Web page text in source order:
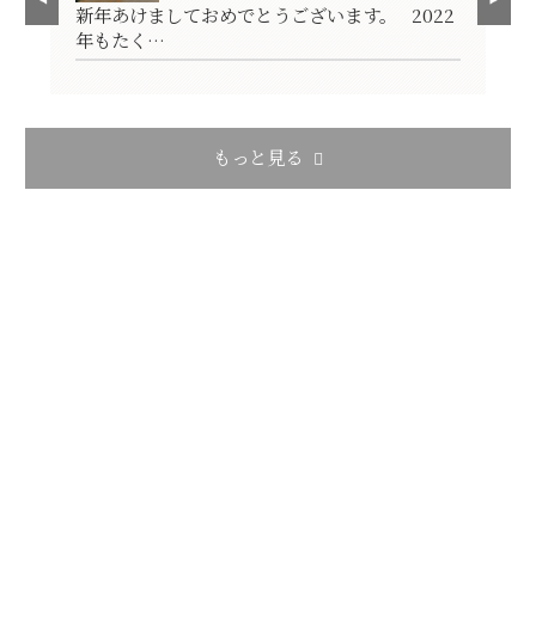
新年あけましておめでとうございます。 2022
年もたく…
もっと見る